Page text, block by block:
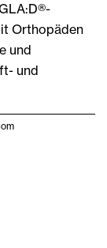
Orthopäden
und
und